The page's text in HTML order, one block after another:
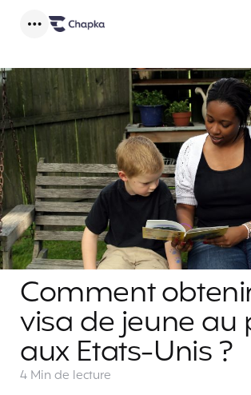
Comment
visa de jeune au
aux Etats-Unis ?
4 Min de lecture